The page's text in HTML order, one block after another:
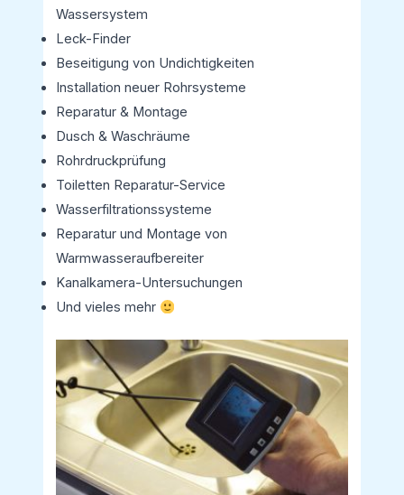
Wassersystem
Leck-Finder
Beseitigung von Undichtigkeiten
Installation neuer Rohrsysteme
Reparatur & Montage
Dusch & Waschräume
Rohrdruckprüfung
Toiletten Reparatur-Service
Wasserfiltrationssysteme
Reparatur und Montage von
Warmwasseraufbereiter
Kanalkamera-Untersuchungen
Und vieles mehr